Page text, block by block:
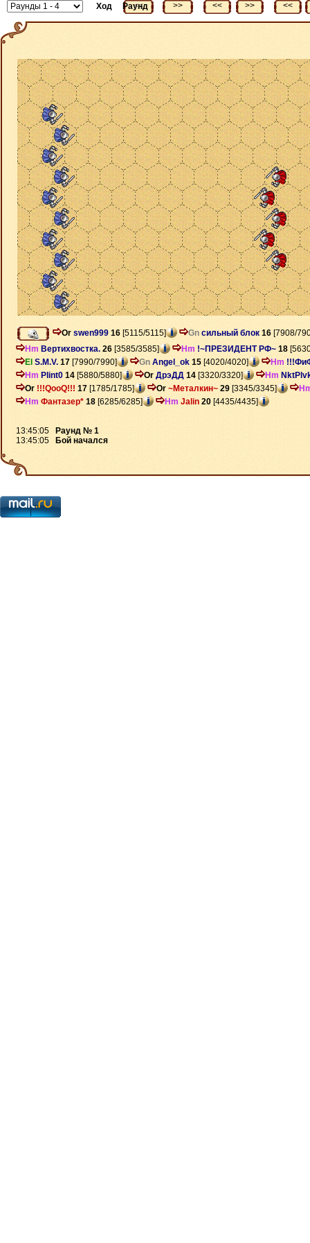
<< >> <<
Ход >> <<
Раунд
Or swen999 16 [5115/5115] Gn сильный блок 16 [7908/
Hm Вертихвостка. 26 [3585/3585] Hm !~ПРЕЗИДЕНТ РФ~ 18
El S.M.V. 17 [7990/7990] Gn Angel_ok 15 [4020/4020] Hm
Hm Plint0 14 [5880/5880] Or ДрэДД 14 [3320/3320] Hm
Or !!!QooQ!!! 17 [1785/1785] Or ~Металкин~ 29 [3345/3345]
Hm Фантазер* 18 [6285/6285] Hm Jalin 20 [4435/4435]
13:45:05
Раунд № 1
13:45:05
Бой начался